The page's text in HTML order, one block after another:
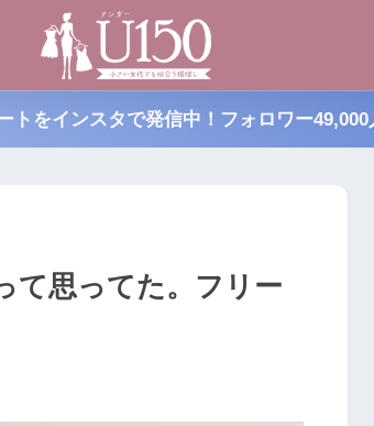
トをインスタで発信中！フォロワー49,000
て思ってた。フリー